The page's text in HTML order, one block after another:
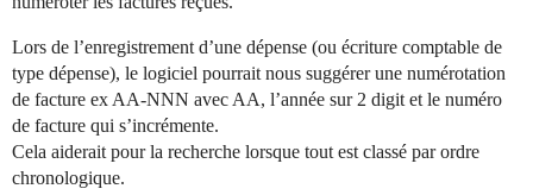
Lors de l’enregistrement d’une dépense (ou écriture comptable de
type dépense), le logiciel pourrait nous suggérer une numérotation
de facture ex AA-NNN avec AA, l’année sur 2 digit et le numéro
de facture qui s’incrémente.
Cela aiderait pour la recherche lorsque tout est classé par ordre
chronologique.